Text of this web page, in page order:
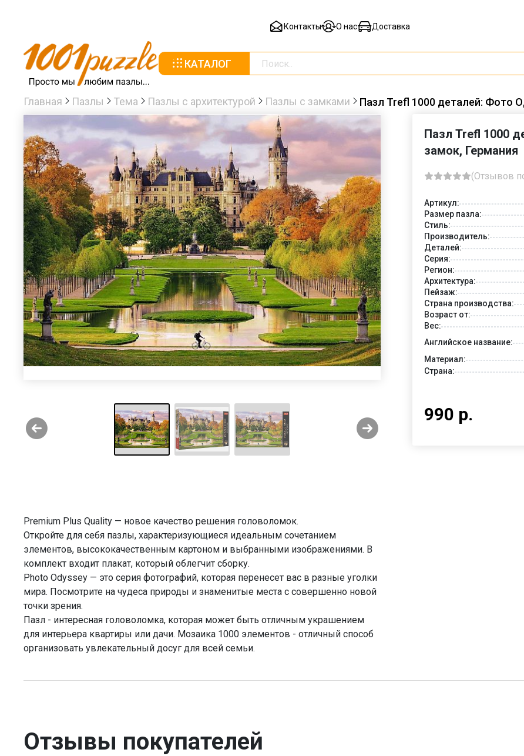
Контакты О нас Доставка
КАТАЛОГ
Главная Пазлы Тема Пазлы с архитектурой Пазлы с замками Пазл Trefl 1000 деталей: Фото
Premium Plus Quality — новое качество решения головоломок.
Откройте для себя пазлы, характеризующиеся идеальным сочетанием
элементов, высококачественным картоном и выбранными изображениями. В
комплект входит плакат, который облегчит сборку.
Photo Odyssey — это серия фотографий, которая перенесет вас в разные уголки
мира. Посмотрите на чудеса природы и знаменитые места с совершенно новой
точки зрения.
Пазл - интересная головоломка, которая может быть отличным украшением
для интерьера квартиры или дачи. Мозаика 1000 элементов - отличный способ
организовать увлекательный досуг для всей семьи.
Пазл Trefl 1000
замок, Германия
(Отзывов
Артикул:
Размер пазла:
Стиль:
Производитель:
Деталей:
Серия:
Регион:
Архитектура:
Пейзаж:
Страна производства:
Возраст от:
Вес:
Английское название:
Материал:
Страна:
990 р.
Отзывы покупателей